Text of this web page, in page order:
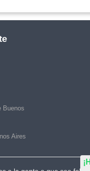
Buenos
Aires